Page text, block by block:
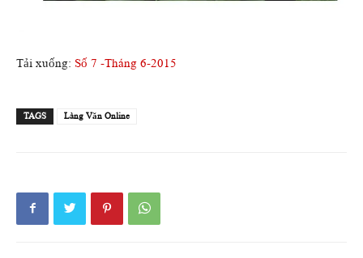
Tải xuống: Số 7 -Tháng 6-2015
TAGS Làng Văn Online